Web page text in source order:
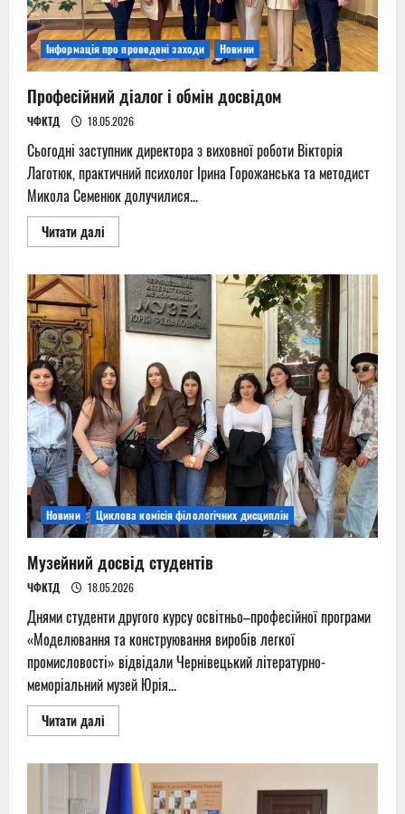
розвитку
Інформація про проведені заходи Новини
Професійний діалог і обмін досвідом
ЧФКТД 18.05.2026
Сьогодні заступник директора з виховної роботи Вікторія
Лаготюк, практичний психолог Ірина Горожанська та методист
Микола Семенюк долучилися...
Читати далі
more
діалог
і
обмін
досвідом
Новини Циклова комісія філологічних дисциплін
Музейний досвід студентів
ЧФКТД 18.05.2026
Днями студенти другого курсу освітньо–професійної програми
«Моделювання та конструювання виробів легкої
промисловості» відвідали Чернівецький літературно-
меморіальний музей Юрія...
Читати далі
more
досвід
студентів